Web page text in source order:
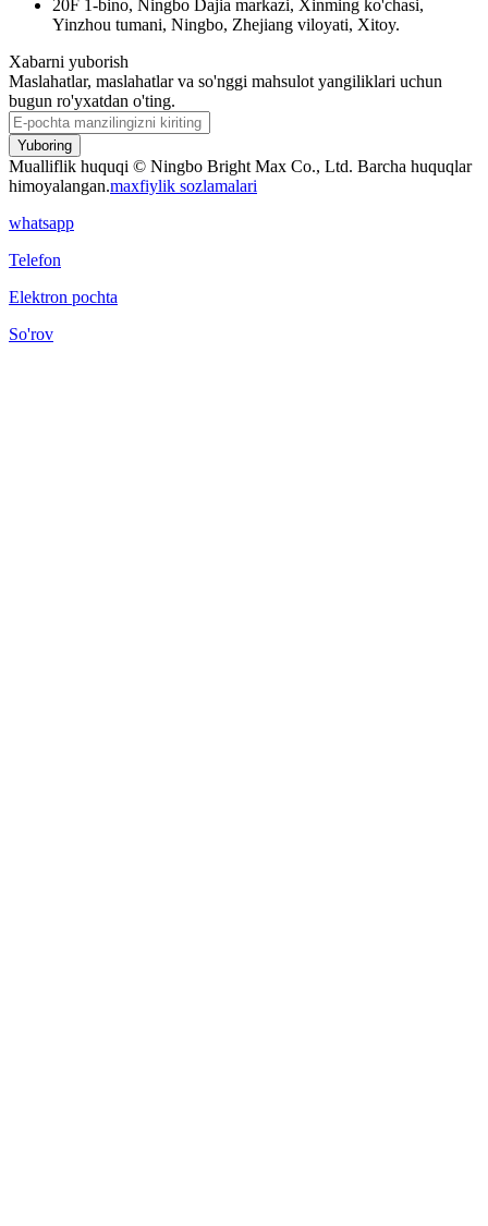
20F 1-bino, Ningbo Dajia markazi, Xinming ko'chasi,
Yinzhou tumani, Ningbo, Zhejiang viloyati, Xitoy.
Xabarni yuborish
Maslahatlar, maslahatlar va so'nggi mahsulot yangiliklari uchun
bugun ro'yxatdan o'ting.
Yuboring
Mualliflik huquqi © Ningbo Bright Max Co., Ltd. Barcha huquqlar
himoyalangan.maxfiylik sozlamalari
whatsapp
Telefon
Elektron pochta
So'rov